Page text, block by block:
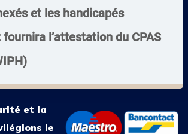
et les handicapés
fournira l’attestation du CPAS
et la
le